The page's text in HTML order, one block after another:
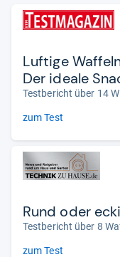
Luftige
Der ideale
Testbericht über 14
zum Test
Rund oder
Testbericht über 8
zum Test